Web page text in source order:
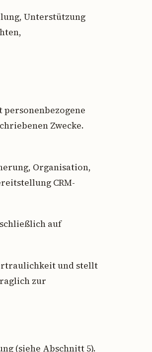
Unterstützung
Zwecke.
Organisation,
CRM-
auf
und stellt
zur
(siehe Abschnitt 5).